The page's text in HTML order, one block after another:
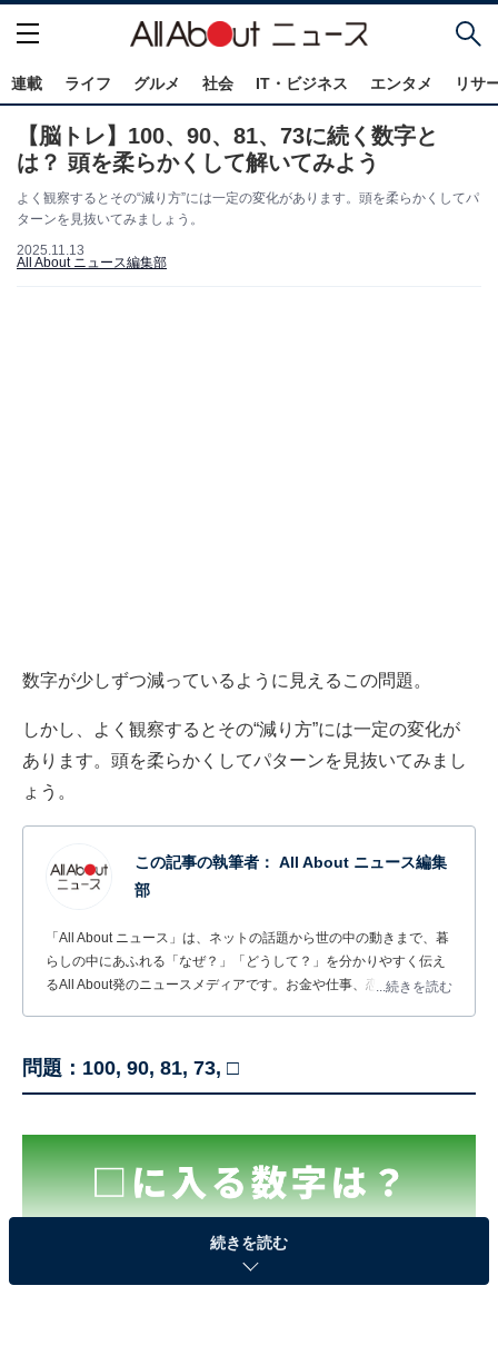
連載 ライフ グルメ 社会 IT・ビジネス エンタメ リサ
【脳トレ】100、90、81、73に続く数字と
は？ 頭を柔らかくして解いてみよう
よく観察するとその“減り方”には一定の変化があります。頭を柔らかくしてパ
ターンを見抜いてみましょう。
2025.11.13
All About ニュース編集部
数字が少しずつ減っているように見えるこの問題。
しかし、よく観察するとその“減り方”には一定の変化が
あります。頭を柔らかくしてパターンを見抜いてみまし
ょう。
この記事の執筆者： All About ニュース編集
部
「All About ニュース」は、ネットの話題から世の中の動きまで、暮
らしの中にあふれる「なぜ？」「どうして？」を分かりやすく伝え
るAll About発のニュースメディアです。お金や仕事、恋愛、ITに関
...続きを読む
問題：100, 90, 81, 73, □
続きを読む